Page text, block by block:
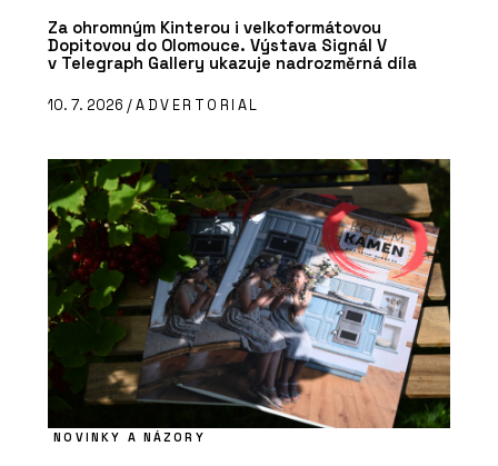
Za ohromným Kinterou i velkoformátovou
Dopitovou do Olomouce. Výstava Signál V
v Telegraph Gallery ukazuje nadrozměrná díla
10. 7. 2026 /ADVERTORIAL
NOVINKY A NÁZORY